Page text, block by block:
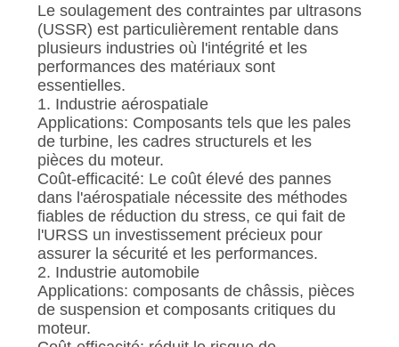
Le soulagement des contraintes par ultrasons
(USSR) est particulièrement rentable dans
plusieurs industries où l'intégrité et les
performances des matériaux sont
essentielles.
1. Industrie aérospatiale
Applications: Composants tels que les pales
de turbine, les cadres structurels et les
pièces du moteur.
Coût-efficacité: Le coût élevé des pannes
dans l'aérospatiale nécessite des méthodes
fiables de réduction du stress, ce qui fait de
l'URSS un investissement précieux pour
assurer la sécurité et les performances.
2. Industrie automobile
Applications: composants de châssis, pièces
de suspension et composants critiques du
moteur.